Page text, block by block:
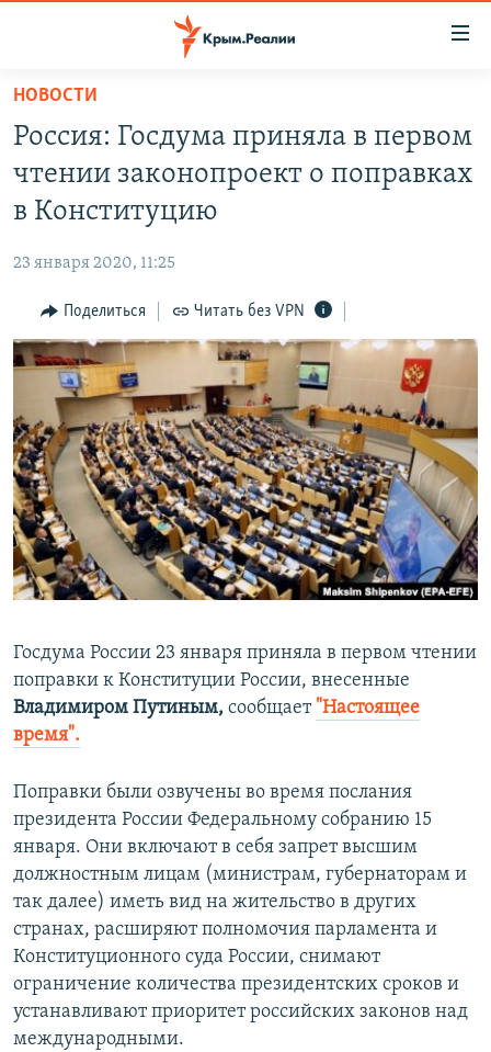
Вернуться
основному
содержанию
Вернутся
главной
навигации
Вернутся
поиску
ГРУЗ 200
11 ЛЕТ ОККУПАЦИИ КРЫМА. 11 ИСТОРИЙ СОПРОТИВЛЕНИЯ
ВОДА
ЕЩЕ
ИНТЕРАКТИВ
ИНФОГРАФИКА
ТЕЛЕПРОЕКТ КРЫМ.РЕАЛИИ
СОВЕТЫ ПРАВОЗАЩИТНИКОВ
ПРОПАВШИЕ БЕЗ ВЕСТИ
ПОБЕДИТЕЛЕЙ НЕ СУДЯТ?
КРЫМ.НЕПОКОРЕННЫЙ
ELIFBE
РАДІО СВОБОДА
КАК ОБОЙТИ БЛОКИРОВКУ
Українською
Qırımtatar
ПРИСОЕДИНЯЙТЕСЬ!
Все сайты RFE/RL
НОВОСТИ
Россия: Госдума приняла в первом
чтении законопроект о поправках
в Конституцию
23 января 2020, 11:25
Поделиться Читать без VPN
Госдума России 23 января приняла в первом чтении
поправки к Конституции России, внесенные
Владимиром Путиным, сообщает "Настоящее
время".
Поправки были озвучены во время послания
президента России Федеральному собранию 15
января. Они включают в себя запрет высшим
должностным лицам (министрам, губернаторам и
так далее) иметь вид на жительство в других
странах, расширяют полномочия парламента и
Конституционного суда России, снимают
ограничение количества президентских сроков и
устанавливают приоритет российских законов над
международными.